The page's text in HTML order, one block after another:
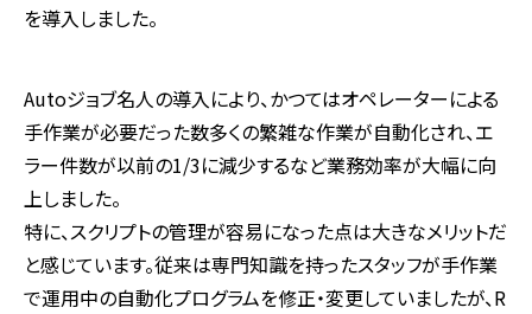
を導入しました。
Autoジョブ名人の導入により、かつてはオペレーターによる
手作業が必要だった数多くの繁雑な作業が自動化され、エ
ラー件数が以前の1/3に減少するなど業務効率が大幅に向
上しました。
特に、スクリプトの管理が容易になった点は大きなメリットだ
と感じています。従来は専門知識を持ったスタッフが手作業
で運用中の自動化プログラムを修正・変更していましたが、R